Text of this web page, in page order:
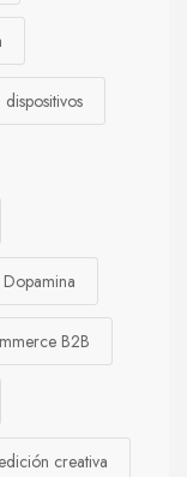
dispositivos
Dopamina
B2B
edición creativa